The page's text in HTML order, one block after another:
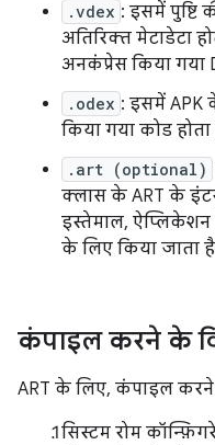
.vdex : इसमें
अतिरिक्त मेटाडेटा
अनकंप्रेस किया गया
.odex : इसमें APK
किया गया कोड होता
.art (optional)
क्लास के ART के
इस्तेमाल,
के लिए किया जाता
कंपाइल करने के
ART के लिए, कंपाइल
सिस्टम रोम